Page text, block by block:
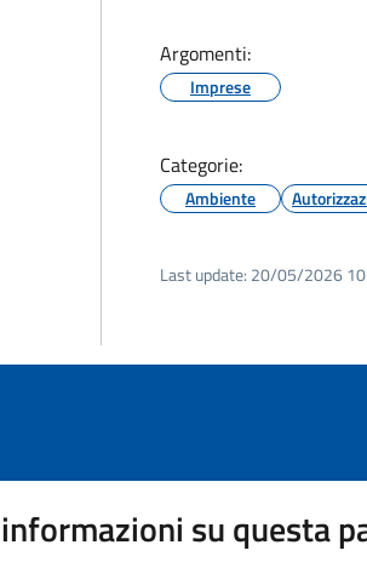
Argomenti:
Imprese
Categorie:
Ambiente
Last update: 20/05/2026
su questa